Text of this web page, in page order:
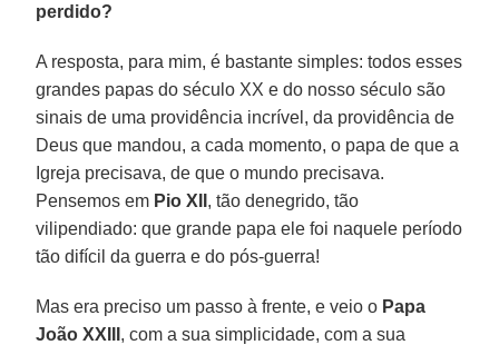
perdido?
A resposta, para mim, é bastante simples: todos esses
grandes papas do século XX e do nosso século são
sinais de uma providência incrível, da providência de
Deus que mandou, a cada momento, o papa de que a
Igreja precisava, de que o mundo precisava.
Pensemos em Pio XII , tão denegrido, tão
vilipendiado: que grande papa ele foi naquele período
tão difícil da guerra e do pós-guerra!
Mas era preciso um passo à frente, e veio o Papa
João XXIII , com a sua simplicidade, com a sua